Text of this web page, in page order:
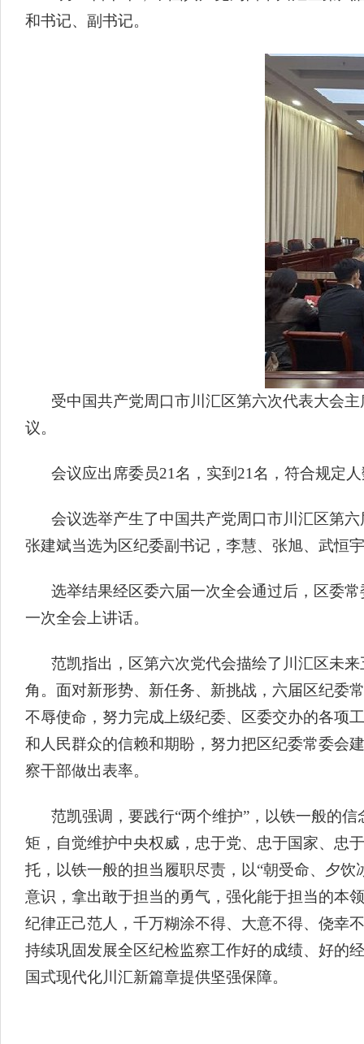
和书记、副书记。
受中国共产党周口市川汇区第六次代表大会
议。
会议应出席委员21名，实到21名，符合规定
会议选举产生了中国共产党周口市川汇区第
张建斌当选为区纪委副书记，李慧、张旭、武恒
选举结果经区委六届一次全会通过后，区委
一次全会上讲话。
范凯指出，区第六次党代会描绘了川汇区未
角。面对新形势、新任务、新挑战，六届区纪委
不辱使命，努力完成上级纪委、区委交办的各项
和人民群众的信赖和期盼，努力把区纪委常委会
察干部做出表率。
范凯强调，要践行“两个维护”，以铁一般的
矩，自觉维护中央权威，忠于党、忠于国家、忠
托，以铁一般的担当履职尽责，以“朝受命、夕
意识，拿出敢于担当的勇气，强化能于担当的本
纪律正己范人，千万糊涂不得、大意不得、侥幸
持续巩固发展全区纪检监察工作好的成绩、好的
国式现代化川汇新篇章提供坚强保障。